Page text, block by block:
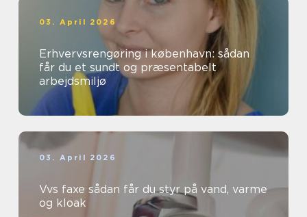
03. April 2026
Erhvervsrengøring i københavn: sådan
får du et sundt og præsentabelt
arbejdsmiljø
03. April 2026
Vvs faxe sådan får du styr på vand, varme
og kloak